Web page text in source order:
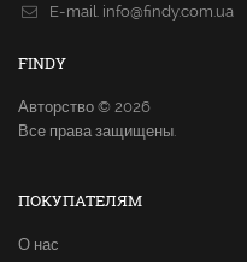
E-mail. info@findy.com.ua
FINDY
Авторство © 2026
Все права защищены.
ПОКУПАТЕЛЯМ
О нас